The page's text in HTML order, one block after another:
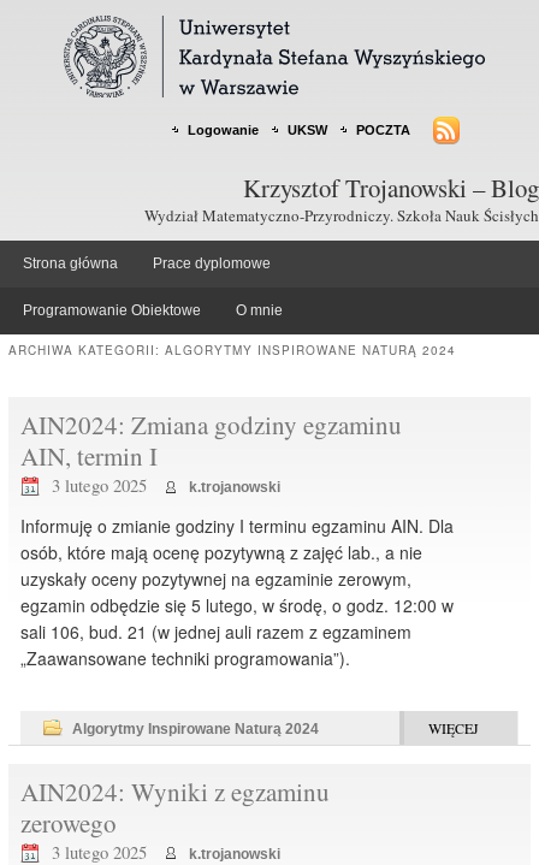
Logowanie UKSW POCZTA
Krzysztof Trojanowski – Blog
Wydział Matematyczno-Przyrodniczy. Szkoła Nauk Ścisłych
Strona główna Prace dyplomowe
Programowanie Obiektowe O mnie
ARCHIWA KATEGORII:ALGORYTMY INSPIROWANE NATURĄ 2024
AIN2024: Zmiana godziny egzaminu
AIN, termin I
3 lutego 2025 k.trojanowski
Informuję o zmianie godziny I terminu egzaminu AIN. Dla
osób, które mają ocenę pozytywną z zajęć lab., a nie
uzyskały oceny pozytywnej na egzaminie zerowym,
egzamin odbędzie się 5 lutego, w środę, o godz. 12:00 w
sali 106, bud. 21 (w jednej auli razem z egzaminem
„Zaawansowane techniki programowania”).
Algorytmy Inspirowane Naturą 2024 WIĘCEJ
AIN2024: Wyniki z egzaminu
zerowego
3 lutego 2025 k.trojanowski